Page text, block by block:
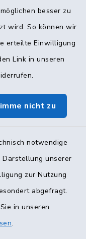
besser zu
wird. So können wir
erteilte Einwilligung
Link in unseren
nicht zu
notwendige
Darstellung unserer
zur Nutzung
abgefragt.
in unseren
.